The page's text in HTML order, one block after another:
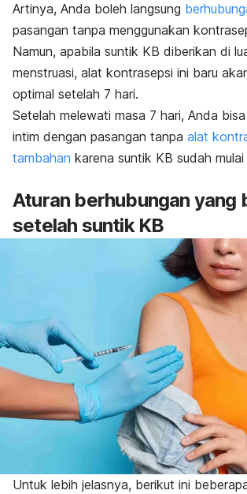
Artinya, Anda boleh langsung
pasangan tanpa menggunakan
Namun, apabila suntik KB diberikan di
menstruasi, alat kontrasepsi ini baru
optimal setelah 7 hari.
Setelah melewati masa 7 hari, Anda
intim dengan pasangan tanpa alat
tambahan karena suntik KB sudah
Aturan berhubungan yang
setelah suntik KB
Untuk lebih jelasnya, berikut ini